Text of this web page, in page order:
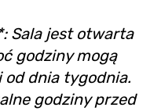
Sala jest otwarta
godziny mogą
od dnia tygodnia.
godziny przed